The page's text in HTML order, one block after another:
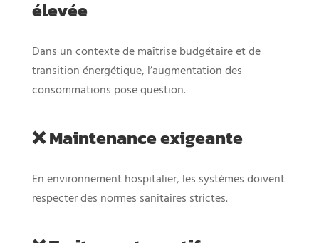
élevée
Dans un contexte de maîtrise budgétaire et de
transition énergétique, l’augmentation des
consommations pose question.
❌ Maintenance exigeante
En environnement hospitalier, les systèmes doivent
respecter des normes sanitaires strictes.